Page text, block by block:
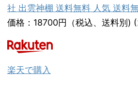
社 出雲神棚 送料無料 人気 送料
価格：18700円（税込、送料別)
楽天で購入